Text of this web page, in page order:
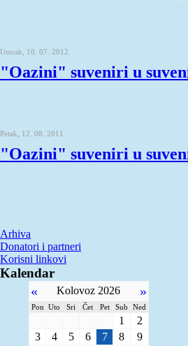
Utorak, 10. 07. 2012.
"Oazini" suveniri u
Petak, 12. 08. 2011.
"Oazini" suveniri u
Arhiva
Donatori i partneri
Korisni linkovi
Kalendar
« Kolovoz 2026 »
Pon Uto Sri Čet Pet Sub Ned
1
2
3
4 5 6 7 8
9